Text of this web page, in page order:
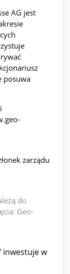
AG jest
posuwa
zarządu
do
Geo-
inwestuje w